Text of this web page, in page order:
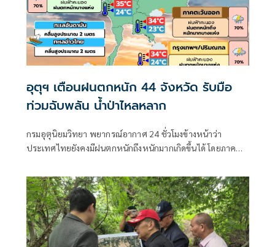
อุตุฯ เตือนฝนตกหนัก 44 จังหวัด รับมือ
ท่วมฉับพลัน น้ำป่าไหลหลาก
กรมอุตุนิยมวิทยา พยากรณ์อากาศ 24 ชั่วโมงข้างหน้าว่า
ประเทศไทยยังคงมีฝนตกหนักถึงหนักมากเกิดขึ้นได้ โดยภาค
บางแห่ง